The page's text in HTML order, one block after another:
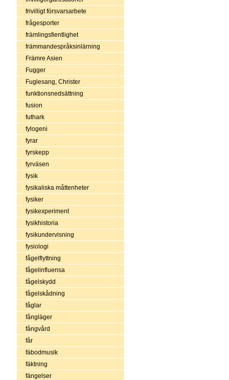
frivilligt försvarsarbete
frågesporter
främlingsfientlighet
främmandespråksinlärning
Främre Asien
Fugger
Fuglesang, Christer
funktionsnedsättning
fusion
futhark
fylogeni
fyrar
fyrskepp
fyrväsen
fysik
fysikaliska måttenheter
fysiker
fysikexperiment
fysikhistoria
fysikundervisning
fysiologi
fågelflyttning
fågelinfluensa
fågelskydd
fågelskådning
fåglar
fångläger
fångvård
får
fäbodmusik
fäktning
fängelser